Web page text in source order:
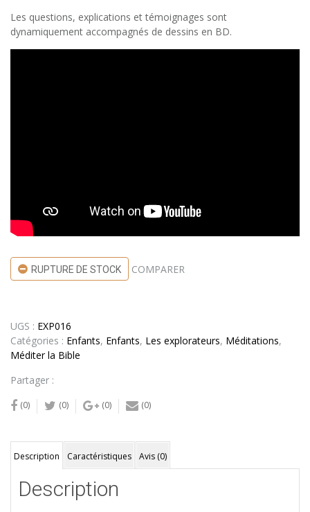
Les questions, explications et témoignages sont
dynamiquement accompagnés de dessins en BD.
RUPTURE DE STOCK COMPARER
UGS : EXP016
Catégories : Enfants, Enfants, Les explorateurs, Méditations,
Méditer la Bible
Partager :
(0) (0) (0) (0)
Description Caractéristiques Avis (0)
Description